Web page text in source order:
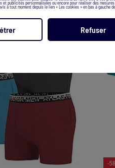
et publicités personnalisées ou encore pour réaliser des
à tout moment depuis le lien « Les cookies » en bas à gauche
Refuser
-